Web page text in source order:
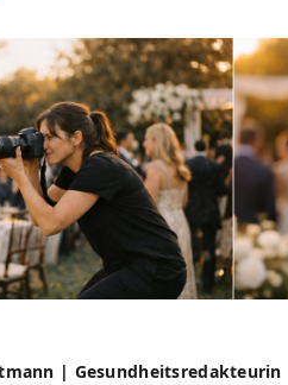
| Gesundheitsredakteurin